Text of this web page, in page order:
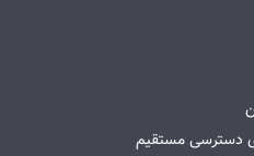
دسترسی مستقیم